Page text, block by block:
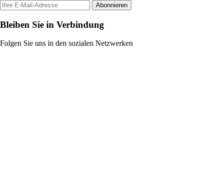
Abonnieren
Bleiben Sie in Verbindung
Folgen Sie uns in den sozialen Netzwerken